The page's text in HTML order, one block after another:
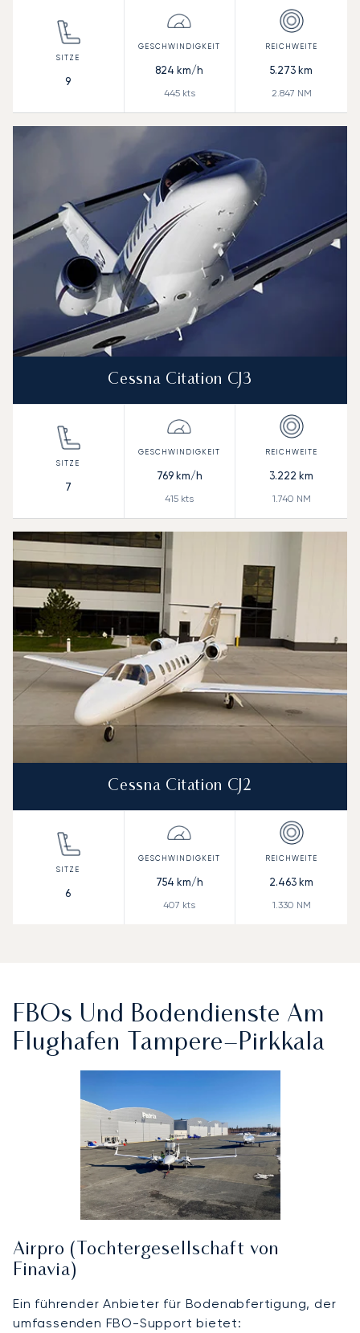
9
824 km/h
445kts
5.273 km
2.847 NM
Cessna Citation CJ3
7
769km/h
415 kts
3.222 km
1.740 NM
Cessna Citation CJ2
6
754 km/h
407 kts
2.463 km
1.330 NM
FBOs Und Bodendienste Am
Flughafen Tampere–Pirkkala
Airpro (Tochtergesellschaft von
Finavia)
Ein führender Anbieter für Bodenabfertigung, der
umfassenden FBO-Support bietet: